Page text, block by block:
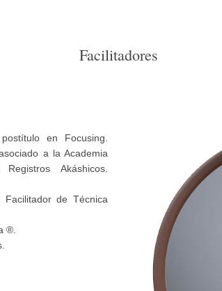
Facilitadores
en Focusing.
a la Academia
Akáshicos.
de Técnica
®.